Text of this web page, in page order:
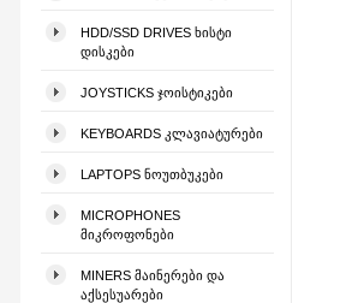
HDD/SSD DRIVES ᲮᲘᲡᲢᲘ
ᲓᲘᲡᲙᲔᲑᲘ
JOYSTICKS ᲯᲝᲘᲡᲢᲘᲙᲔᲑᲘ
KEYBOARDS ᲙᲚᲐᲕᲘᲐᲢᲣᲠᲔᲑᲘ
LAPTOPS ᲜᲝᲣᲗᲑᲣᲙᲔᲑᲘ
MICROPHONES
ᲛᲘᲙᲠᲝᲤᲝᲜᲔᲑᲘ
MINERS ᲛᲐᲘᲜᲔᲠᲔᲑᲘ ᲓᲐ
ᲐᲥᲡᲔᲡᲣᲐᲠᲔᲑᲘ